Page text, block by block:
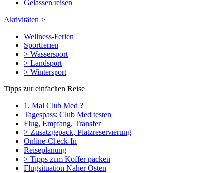
Gelassen reisen
Aktivitäten >
Wellness-Ferien
Sportferien
> Wassersport
> Landsport
> Wintersport
Tipps zur einfachen Reise
1. Mal Club Med ?
Tagespass: Club Med testen
Flug, Empfang, Transfer
> Zusatzgepäck, Platzreservierung
Online-Check-In
Reiseplanung
> Tipps zum Koffer packen
Flugsituation Naher Osten